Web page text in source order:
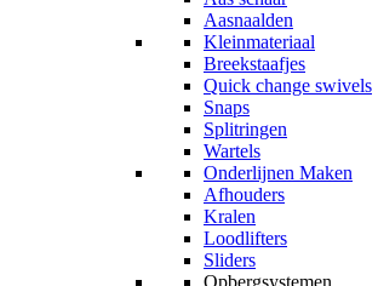
Aasnaalden
Kleinmateriaal
Breekstaafjes
Quick change swivels
Snaps
Splitringen
Wartels
Onderlijnen Maken
Afhouders
Kralen
Loodlifters
Sliders
Opbergsystemen